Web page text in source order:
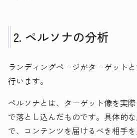
2. ペルソナの分析
ランディングページがターゲット
行います。
ペルソナとは、ターゲット像を実
で落とし込んだものです。具体的
で、コンテンツを届けるべき相手